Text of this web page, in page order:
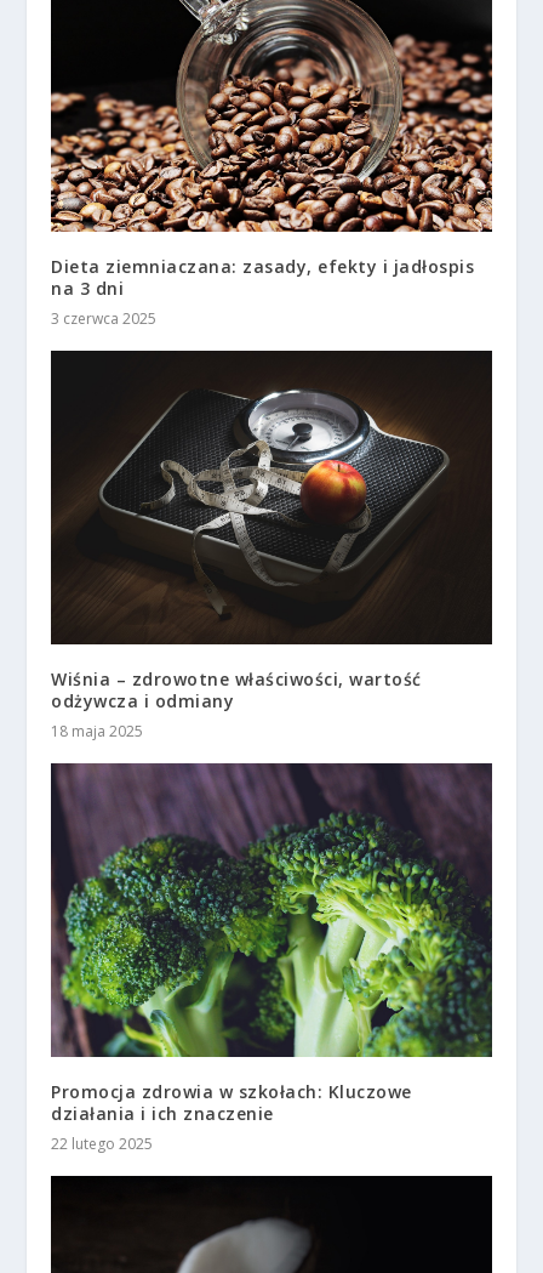
Dieta ziemniaczana: zasady, efekty i jadłospis
na 3 dni
3 czerwca 2025
Wiśnia – zdrowotne właściwości, wartość
odżywcza i odmiany
18 maja 2025
Promocja zdrowia w szkołach: Kluczowe
działania i ich znaczenie
22 lutego 2025